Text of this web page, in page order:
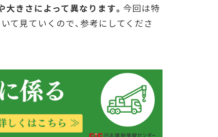
きさによって異なります。 今回は特
て見ていくので、参考にしてくださ